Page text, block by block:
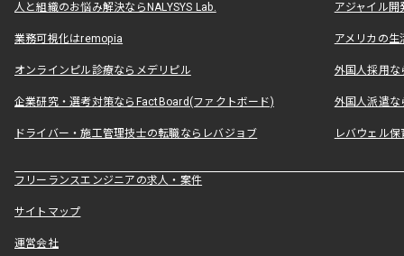
人と組織のお悩み解決ならNALYSYS Lab. アジャイル
業務可視化はremopia アメリカの
オンラインピル診療ならメデリピル 外国人採用
企業研究・選考対策ならFactBoard(ファクトボード) 外国人派遣な
ドライバー・施工管理技士の転職ならレバジョブ レバウェル
フリーランスエンジニアの求人・案件
サイトマップ
運営会社